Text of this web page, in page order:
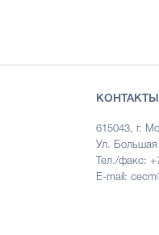
КОНТАКТЫ
615043, г.
Ул. Большая
Тел./факс:
E-mail: